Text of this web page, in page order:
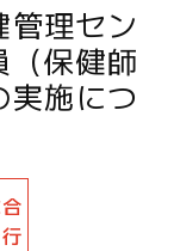
理セン
保健師
施につ